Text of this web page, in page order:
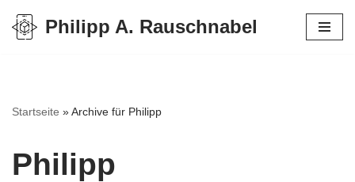
Zum
Philipp A. Rauschnabel
Startseite »Archive für Philipp
Philipp